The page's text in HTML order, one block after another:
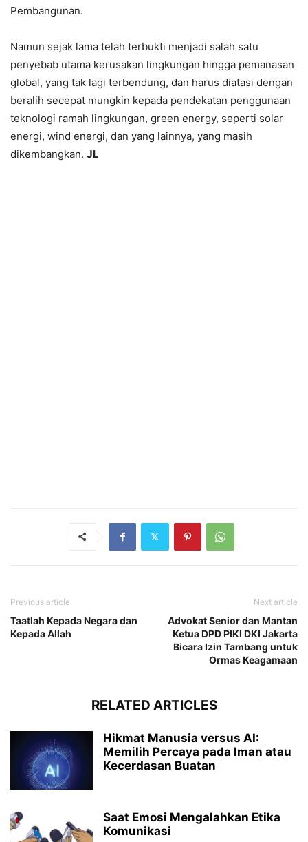
Pembangunan.
Namun sejak lama telah terbukti menjadi salah satu
penyebab utama kerusakan lingkungan hingga pemanasan
global, yang tak lagi terbendung, dan harus diatasi dengan
beralih secepat mungkin kepada pendekatan penggunaan
teknologi ramah lingkungan, green energy, seperti solar
energi, wind energi, dan yang lainnya, yang masih
dikembangkan. JL
Previous article
Taatlah Kepada Negara dan
Kepada Allah
Next article
Advokat Senior dan Mantan
Ketua DPD PIKI DKI Jakarta
Bicara Izin Tambang untuk
Ormas Keagamaan
RELATED ARTICLES
Hikmat Manusia versus AI:
Memilih Percaya pada Iman atau
Kecerdasan Buatan
Saat Emosi Mengalahkan Etika
Komunikasi